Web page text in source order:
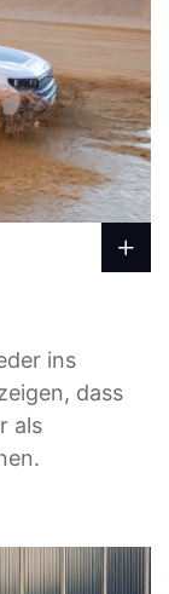
ins
dass
als